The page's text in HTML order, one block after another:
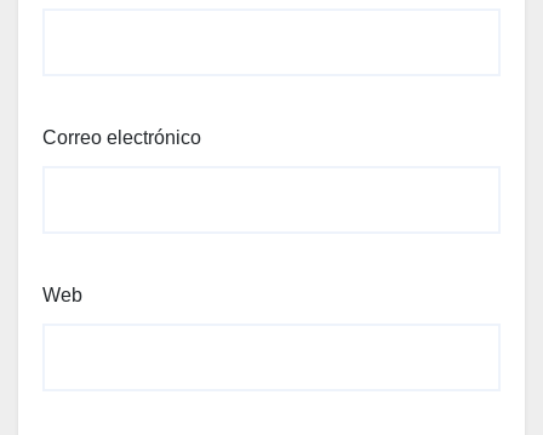
Correo electrónico
Web